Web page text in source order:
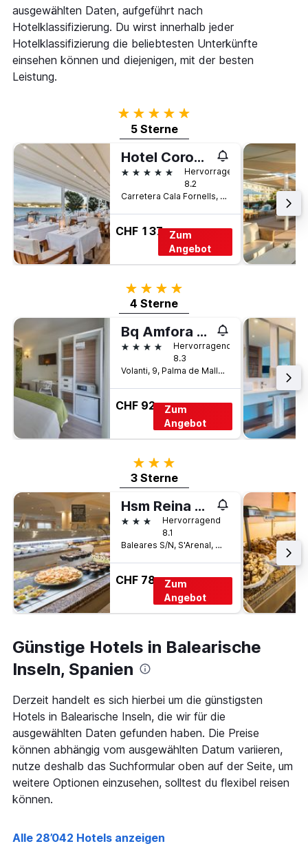
ausgewählten Daten, aufgeführt nach
Hotelklassifizierung. Du wirst innerhalb jeder
Hotelklassifizierung die beliebtesten Unterkünfte
einsehen können und diejenigen, mit der besten
Leistung.
5 Sterne
5 Sterne
Hotel Coronado Thalasso & Spa
5 Sterne
Hervorragend
8.2
Carretera Cala Fornells, 80, Calvià, Mallorca, Spanien
CHF 137 Zum
Angebot
4 Sterne
4 Sterne
Bq Amfora Beach - Adults Only
4 Sterne
Hervorragend
8.3
Volanti, 9, Palma de Mallorca, Mallorca, Spanien
CHF 92
Zum
Angebot
3 Sterne
3 Sterne
Hsm Reina Del Mar
3 SterneHervorragend
8.1
Baleares S/N, S'Arenal, Mallorca, Spanien
CHF 78
Zum
Angebot
Günstige Hotels in Balearische
Inseln, Spanien
Derzeit handelt es sich hierbei um die günstigsten
Hotels in Balearische Inseln, die wir für die
ausgewählten Daten gefunden haben. Die Preise
können abhängig vom ausgewählten Datum variieren,
nutze deshalb das Suchformular oben auf der Seite, um
weitere Optionen einzusehen, solltest du flexibel reisen
können.
Alle 28’042 Hotels anzeigen